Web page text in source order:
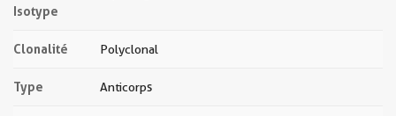
Isotype
Clonalité Polyclonal
Type Anticorps